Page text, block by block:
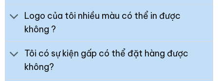
Logo của tôi nhiều màu có thể in được
không ?
Tôi có sự kiện gấp có thể đặt hàng được
không?